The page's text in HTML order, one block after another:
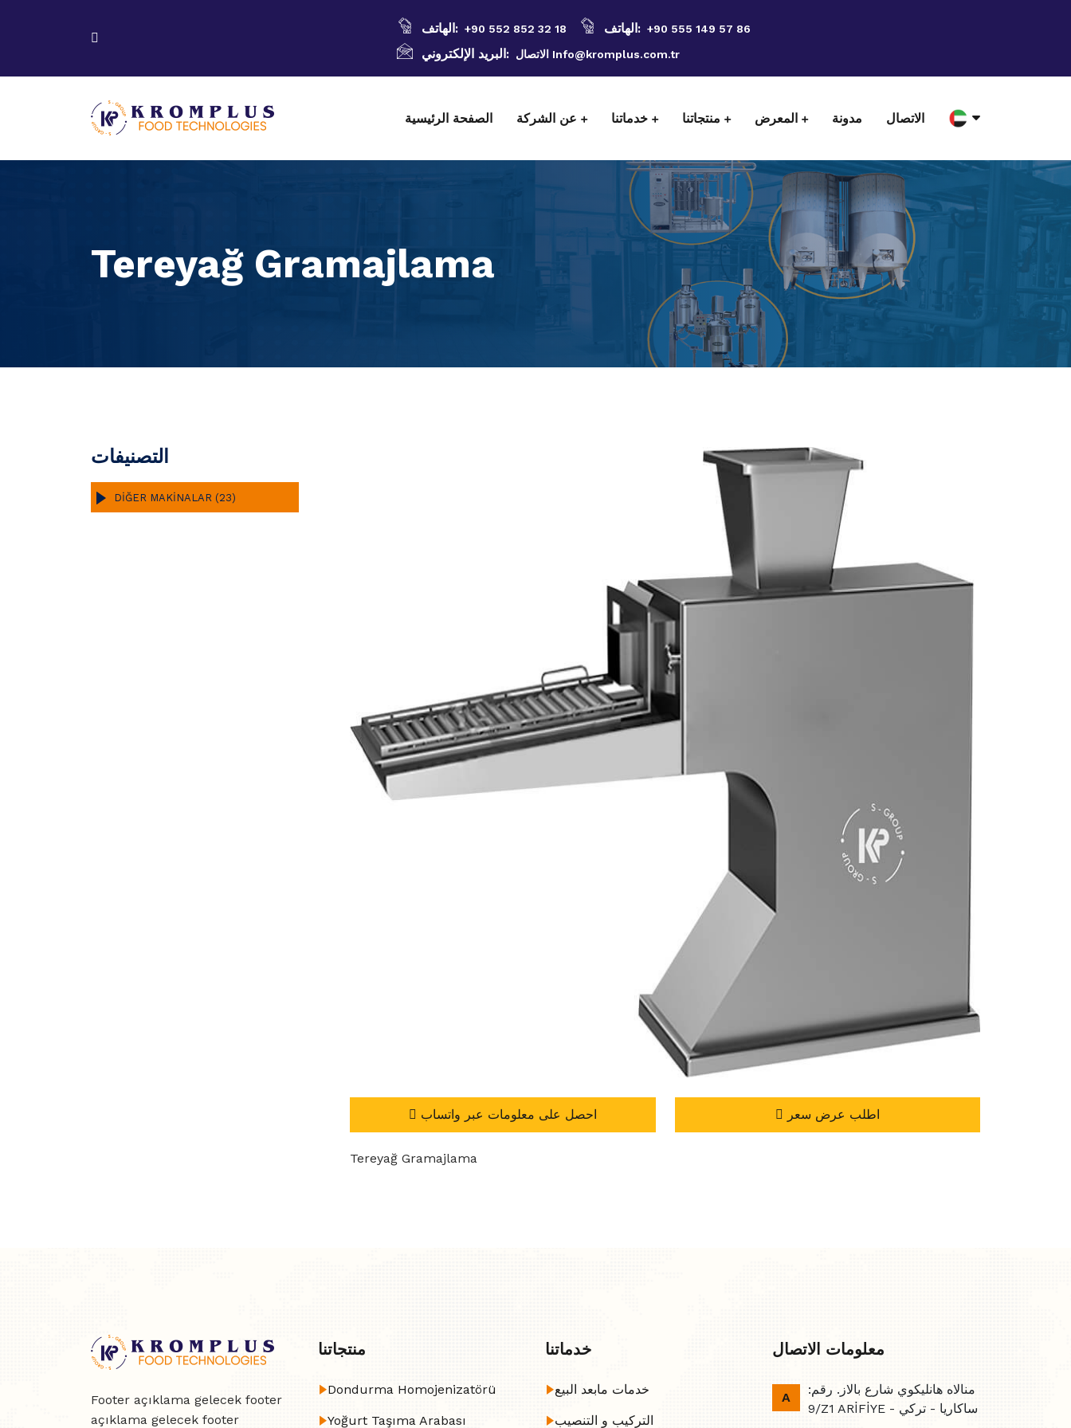
الهاتف: +90 552 852 32 18 الهاتف: +90 555 149 57 86
البريد الإلكتروني: الاتصال Info@kromplus.com.tr
الصفحة الرئيسية عن الشركة خدماتنا منتجاتنا المعرض مدونة الاتصال
Tereyağ Gramajlama
التصنيفات
DİĞER MAKİNALAR (23)
احصل على معلومات عبر واتساب اطلب عرض سعر
Tereyağ Gramajlama
Footer açıklama gelecek footer
açıklama gelecek footer
منتجاتنا
Dondurma Homojenizatörü
Yoğurt Taşıma Arabası
خدماتنا
خدمات مابعد البيع
التركيب و التنصيب
معلومات الاتصال
A
منالاه هانليكوي شارع بالاز. رقم:
9/Z1 ARİFİYE - ساكاريا - تركي